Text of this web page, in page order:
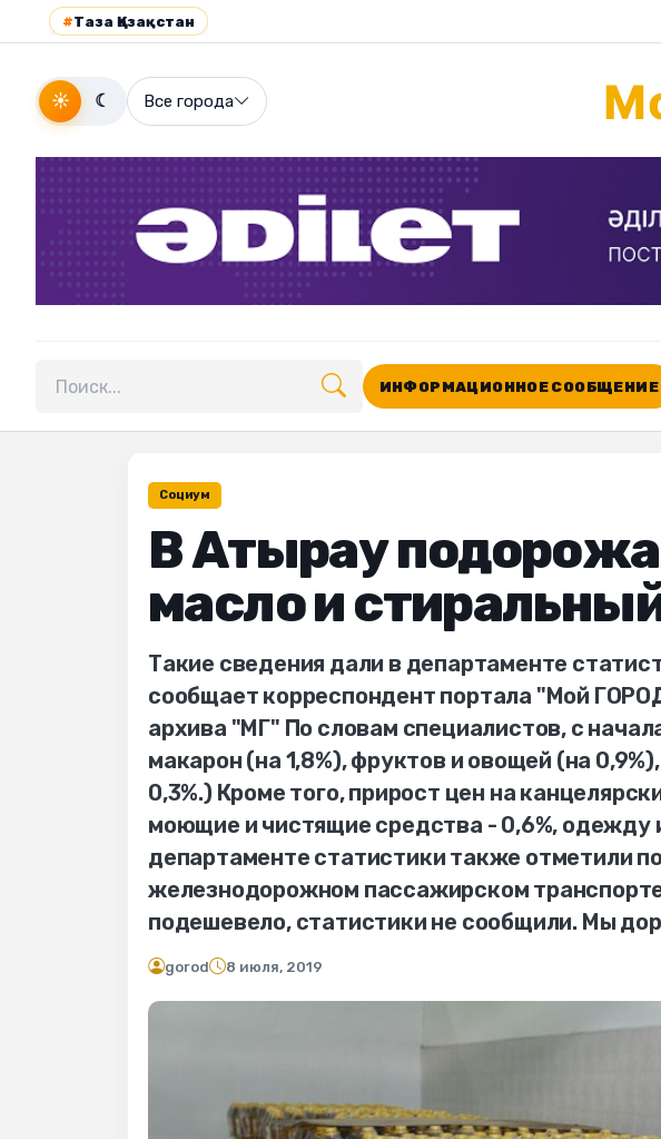
#Таза Қазақстан
☀ ☾ Все города
Поиск по сайту
ИНФОРМАЦИОННОЕ СООБЩЕНИЕ
Социум
В Атырау
масло и
Такие сведения дали в департаменте
сообщает корреспондент портала "Мой
архива "МГ" По словам специалистов, с
макарон (на 1,8%), фруктов и овощей (на
0,3%.) Кроме того, прирост цен на
моющие и чистящие средства - 0,6%, одежду
департаменте статистики также отметили
железнодорожном пассажирском транспорте
подешевело, статистики не сообщили. Мы
gorod 8 июля, 2019